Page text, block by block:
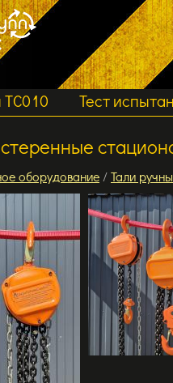
Тест
оборудование /Тали